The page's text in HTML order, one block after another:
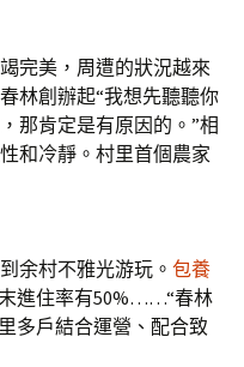
美，周遭的狀況越來
林創辦起“我想先聽聽你
那肯定是有原因的。”相
和冷靜。村里首個農家
村不雅光游玩。 包養
進住率有50%……“春林
多戶結合運營、配合致